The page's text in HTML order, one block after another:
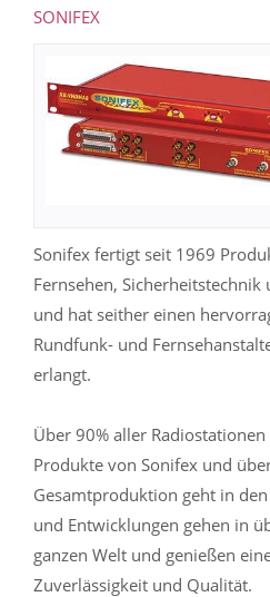
SONIFEX
Sonifex fertigt seit 1969
Fernsehen,
und hat seither einen
Rundfunk- und
erlangt.
Über 90% aller
Produkte von Sonifex und
Gesamtproduktion geht in
und Entwicklungen gehen in
ganzen Welt und genießen
Zuverlässigkeit und Qualität.